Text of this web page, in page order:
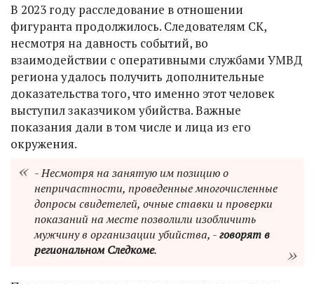
В 2023 году расследование в отношении
фигуранта продолжилось. Следователям СК,
несмотря на давность событий, во
взаимодействии с оперативными службами УМВД
региона удалось получить дополнительные
доказательства того, что именно этот человек
выступил заказчиком убийства. Важные
показания дали в том числе и лица из его
окружения.
- Несмотря на занятую им позицию о
непричастности, проведенные многочисленные
допросы свидетелей, очные ставки и проверки
показаний на месте позволили изобличить
мужчину в организации убийства, -говорят в
региональном Следкоме.